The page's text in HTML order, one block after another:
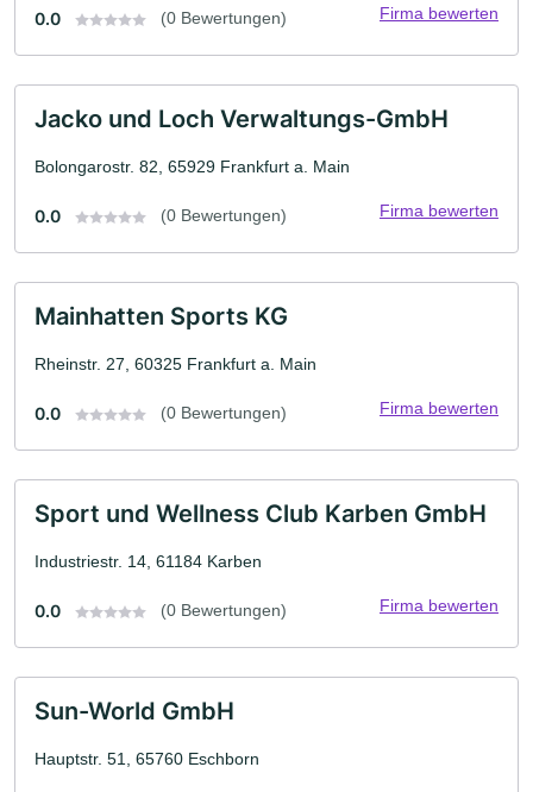
0.0 (0 Bewertungen) Firma bewerten
Jacko und Loch Verwaltungs-GmbH
Bolongarostr. 82, 65929 Frankfurt a. Main
0.0 (0 Bewertungen) Firma bewerten
Mainhatten Sports KG
Rheinstr. 27, 60325 Frankfurt a. Main
0.0 (0 Bewertungen) Firma bewerten
Sport und Wellness Club Karben GmbH
Industriestr. 14, 61184 Karben
0.0 (0 Bewertungen) Firma bewerten
Sun-World GmbH
Hauptstr. 51, 65760 Eschborn